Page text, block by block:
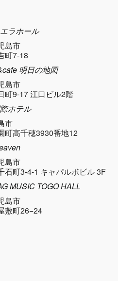
ラホール
島市
町7-18
明日の地図
島市
町9-17 江口ビル2階
ホテル
市
町高千穂3930番地12
島市
石町3-4-1 キャパルボビル 3F
MUSIC TOGO HALL
島市
敷町26−24